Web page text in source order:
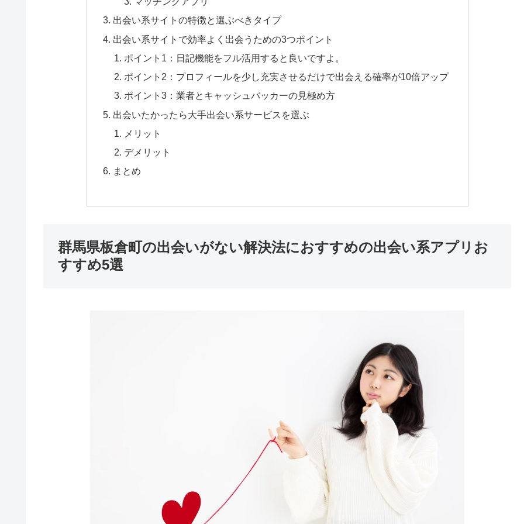
出会い系サイトの特徴と選ぶべきタイプ
出会い系サイトで効率よく出会うための3つポイント
ポイント1：日記機能をフル活用すると良いですよ。
ポイント2：プロフィールを少し充実させるだけで出会える確率が10倍アップ
ポイント3：業者とキャッシュバッカーの見極め方
出会いたかったら大手出会い系サービスを選ぶ
メリット
デメリット
まとめ
群馬県板倉町の出会いがない解決法におすすめの出会い系アプリお
すすめ5選